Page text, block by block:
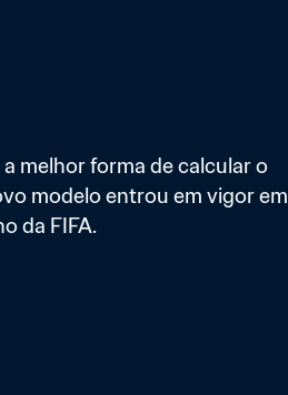
melhor forma de calcular o
modelo entrou em vigor em
da FIFA.